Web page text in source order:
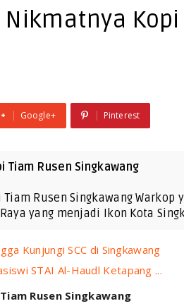
Nikmatnya
Google+ Pinterest
Tiam Rusen Singkawang
Rusen Singkawang
yang menjadi Ikon Kota
Kunjungi SCC di Singkawang
STAI Al-Haudl Ketapang ...
Rusen Singkawang